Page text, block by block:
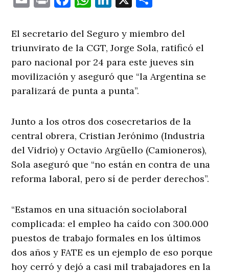
El secretario del Seguro y miembro del
triunvirato de la CGT, Jorge Sola, ratificó el
paro nacional por 24 para este jueves sin
movilización y aseguró que “la Argentina se
paralizará de punta a punta”.
Junto a los otros dos cosecretarios de la
central obrera, Cristian Jerónimo (Industria
del Vidrio) y Octavio Argüello (Camioneros),
Sola aseguró que “no están en contra de una
reforma laboral, pero sí de perder derechos”.
“Estamos en una situación sociolaboral
complicada: el empleo ha caído con 300.000
puestos de trabajo formales en los últimos
dos años y FATE es un ejemplo de eso porque
hoy cerró y dejó a casi mil trabajadores en la